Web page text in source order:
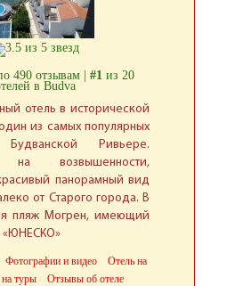
490 отзывам |#1 из 20
в Budva
отель в исторической
из самых популярных
Ривьере.
на возвышенности,
панорамный вид
от Старого города. В
пляж Могрен, имеющий
«ЮНЕСКО»
Фотографии и видео
Отель на
туры Отзывы об отеле